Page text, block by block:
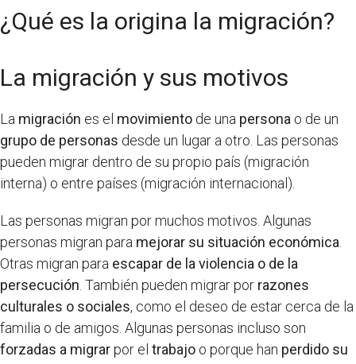
¿Qué es la origina la migración?
La migración y sus motivos
La migración es el movimiento de una persona o de un
grupo de personas desde un lugar a otro. Las personas
pueden migrar dentro de su propio país (migración
interna) o entre países (migración internacional).
Las personas migran por muchos motivos. Algunas
personas migran para mejorar su situación económica
Otras migran para escapar de la violencia o de la
persecución . También pueden migrar por razones
culturales o sociales, como el deseo de estar cerca de la
familia o de amigos. Algunas personas incluso son
forzadas a migrarpor el trabajo o porque han perdido su